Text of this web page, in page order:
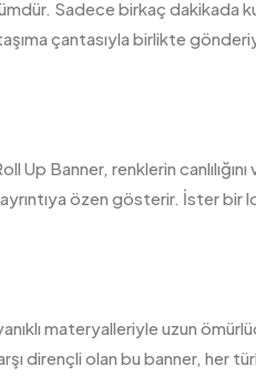
Sadece birkaç dakikada
çantasıyla birlikte
Banner, renklerin
ayrıntıya özen gösterir. İster
materyalleriyle uzun
dirençli olan bu banner, her